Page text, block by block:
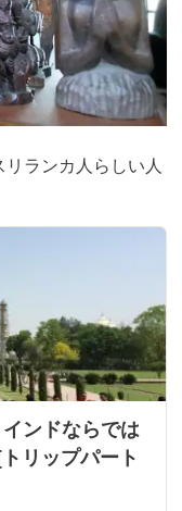
リランカ人らしい人
ンドならでは
リップパート